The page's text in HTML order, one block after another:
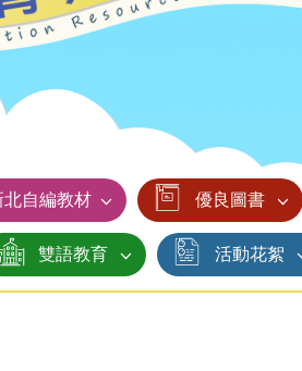
北自編教材 優良圖書
雙語教育 活動花絮